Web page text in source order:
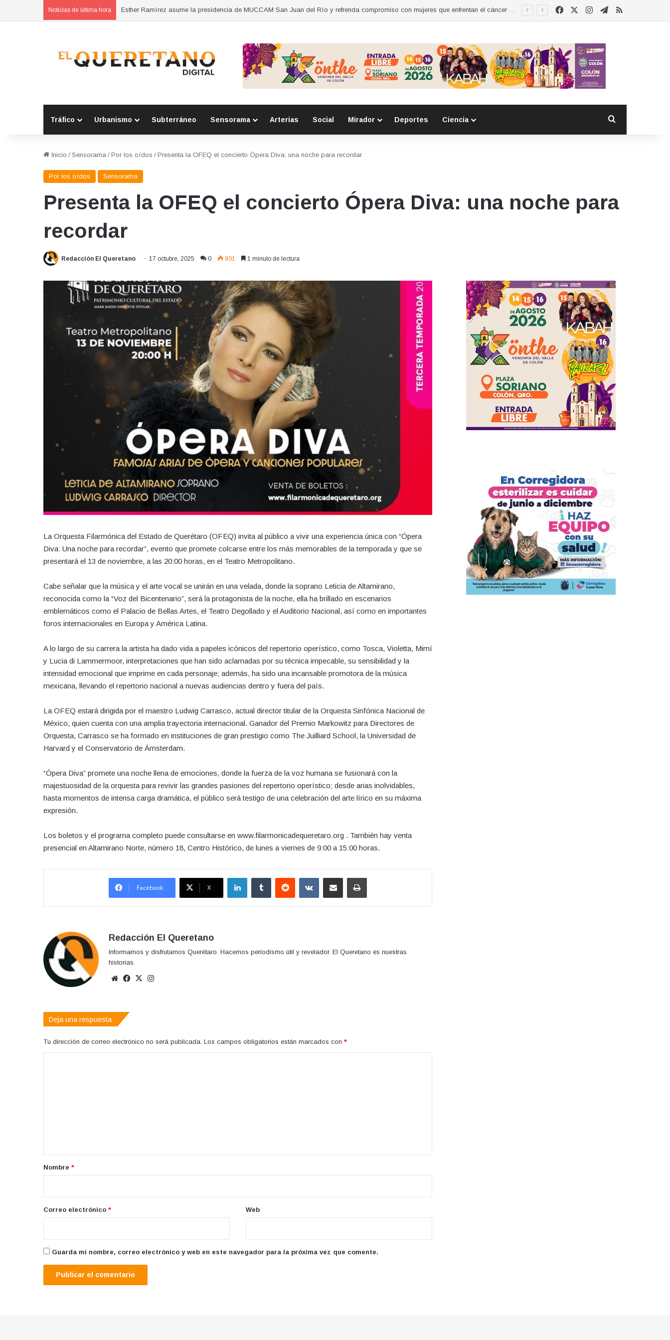
Noticias de última hora Esther Ramírez asume la presidencia de MUCCAM San Juan del Río y refrenda compromiso con mujeres que enfrentan el cáncer de mama FacebookInstagram
Telegram
RSS
Tráfico Urbanismo Subterráneo Sensorama Arterias Social Mirador Deportes Ciencia
Inicio / Sensorama / Por los oídos / Presenta la OFEQ el concierto Ópera Diva: una noche para recordar
Por los oídos Sensorama
Presenta la OFEQ el concierto Ópera Diva: una noche para
recordar
Redacción El Queretano 17 octubre, 2025 0 801 1 minuto de lectura
La Orquesta Filarmónica del Estado de Querétaro (OFEQ) invita al público a vivir una experiencia única con “Ópera
Diva: Una noche para recordar”, evento que promete colcarse entre los más memorables de la temporada y que se
presentará el 13 de noviembre, a las 20:00 horas, en el Teatro Metropolitano.
Cabe señalar que la música y el arte vocal se unirán en una velada, donde la soprano Leticia de Altamirano,
reconocida como la “Voz del Bicentenario”, será la protagonista de la noche, ella ha brillado en escenarios
emblemáticos como el Palacio de Bellas Artes, el Teatro Degollado y el Auditorio Nacional, así como en importantes
foros internacionales en Europa y América Latina.
A lo largo de su carrera la artista ha dado vida a papeles icónicos del repertorio operístico, como Tosca, Violetta, Mimí
y Lucia di Lammermoor, interpretaciones que han sido aclamadas por su técnica impecable, su sensibilidad y la
intensidad emocional que imprime en cada personaje; además, ha sido una incansable promotora de la música
mexicana, llevando el repertorio nacional a nuevas audiencias dentro y fuera del país.
La OFEQ estará dirigida por el maestro Ludwig Carrasco, actual director titular de la Orquesta Sinfónica Nacional de
México, quien cuenta con una amplia trayectoria internacional. Ganador del Premio Markowitz para Directores de
Orquesta, Carrasco se ha formado en instituciones de gran prestigio como The Juilliard School, la Universidad de
Harvard y el Conservatorio de Ámsterdam.
“Ópera Diva” promete una noche llena de emociones, donde la fuerza de la voz humana se fusionará con la
majestuosidad de la orquesta para revivir las grandes pasiones del repertorio operístico; desde arias inolvidables,
hasta momentos de intensa carga dramática, el público será testigo de una celebración del arte lírico en su máxima
expresión.
Los boletos y el programa completo puede consultarse en www.filarmonicadequeretaro.org . También hay venta
presencial en Altamirano Norte, número 18, Centro Histórico, de lunes a viernes de 9:00 a 15:00 horas.
Facebook X
LinkedInTumblr Reddit VKontakteCompartir por correo electrónicoImprimir
Redacción El Queretano
Informamos y disfrutamos Querétaro. Hacemos periodismo útil y revelador. El Queretano es nuestras
historias.
Sitio
Facebook
X
Deja una respuesta
Tu dirección de correo electrónico no será publicada. Los campos obligatorios están marcados con *
r
*
Nombre *
Correo electrónico * Web
Guarda mi nombre, correo electrónico y web en este navegador para la próxima vez que comente.